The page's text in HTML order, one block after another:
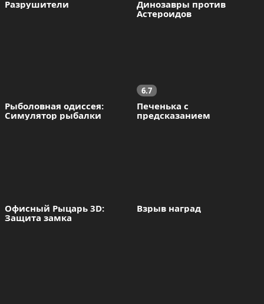
Разрушители
Динозавры против
Астероидов
Рыболовная одиссея:
Симулятор рыбалки
6.7
Печенька с
предсказанием
Офисный Рыцарь 3D:
Защита замка
Взрыв наград